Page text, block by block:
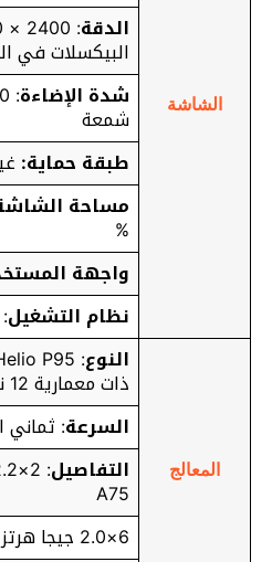
الشاشة
الدقة
البيكسلات في
شدة الإضاءة: 430 شمعة
شمعة
طبقة حماية:
مساحة
%
واجهة
نظام التشغيل:
المعالج
النوع P95
ذات معمارية 12 نانو متر
السرعة: ثماني
التفاصيل
A75
6×2.0 جيجا هرتز Cortex-A55